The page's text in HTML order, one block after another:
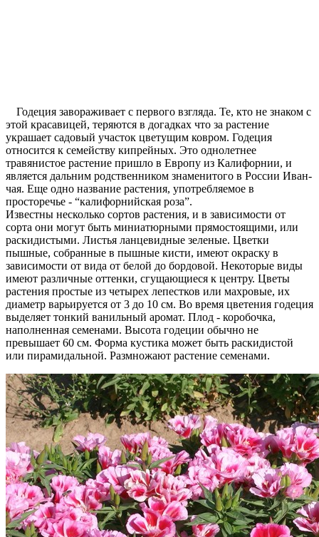
Годеция завораживает с первого взгляда. Те, кто не знаком с
этой красавицей, теряются в догадках что за растение
украшает садовый участок цветущим ковром. Годеция
относится к семейству кипрейных. Это однолетнее
травянистое растение пришло в Европу из Калифорнии, и
является дальним родственником знаменитого в России Иван-
чая. Еще одно название растения, употребляемое в
просторечье - “калифорнийская роза”.
Известны несколько сортов растения, и в зависимости от
сорта они могут быть миниатюрными прямостоящими, или
раскидистыми. Листья ланцевидные зеленые. Цветки
пышные, собранные в пышные кисти, имеют окраску в
зависимости от вида от белой до бордовой. Некоторые виды
имеют различные оттенки, сгущающиеся к центру. Цветы
растения простые из четырех лепестков или махровые, их
диаметр варьируется от 3 до 10 см. Во время цветения годеция
выделяет тонкий ванильный аромат. Плод - коробочка,
наполненная семенами. Высота годеции обычно не
превышает 60 см. Форма кустика может быть раскидистой
или пирамидальной. Размножают растение семенами.